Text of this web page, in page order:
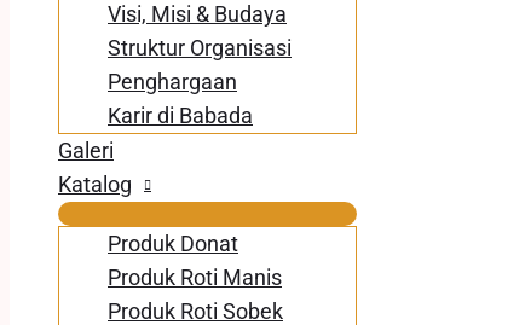
Visi, Misi & Budaya
Struktur Organisasi
Penghargaan
Karir di Babada
Galeri
Katalog
Produk Donat
Produk Roti Manis
Produk Roti Sobek